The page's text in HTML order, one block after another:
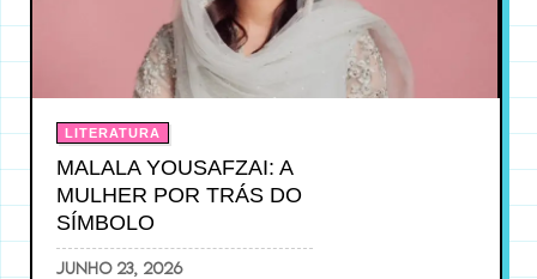
LITERATURA
MALALA YOUSAFZAI: A
MULHER POR TRÁS DO
SÍMBOLO
junho 23, 2026